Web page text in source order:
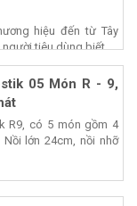
hiệu đến từ Tây
người tiêu dùng biết...
05 Món R - 9,
R9, có 5 món gồm 4
lớn 24cm, nồi nhỡ